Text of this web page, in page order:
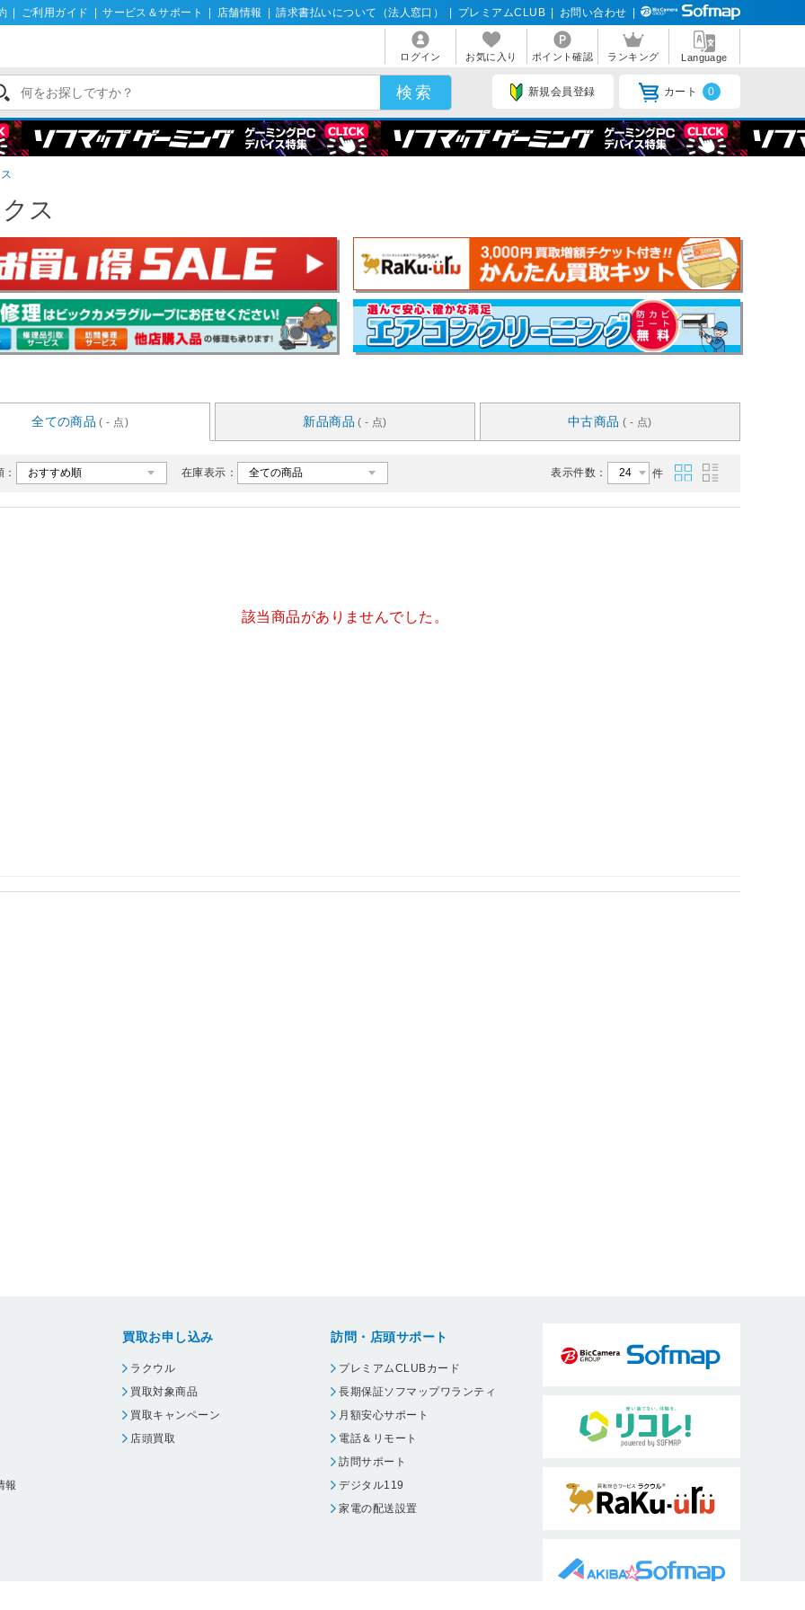
ご利用ガイド サービス＆サポート 店舗情報 請求書払いについて（法人窓口） プレミアムCLUB お問い合わせ
ログイン お気に入り ポイント確認 ランキング Language
新規会員登録 カート 0
ス
全ての商品 ( - 点) 新品商品 ( - 点) 中古商品 ( - 点)
在庫表示： 表示件数： 件
該当商品がありませんでした。
報
買取お申し込み
ラクウル
買取対象商品
買取キャンペーン
店頭買取
訪問・店頭サポート
プレミアムCLUBカード
長期保証ソフマップワランティ
月額安心サポート
電話＆リモート
訪問サポート
デジタル119
家電の配送設置